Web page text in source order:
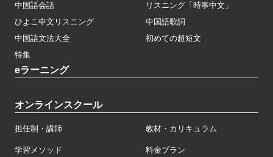
中国語会話
リスニング「時事中文」
ひよこ中文リスニング
中国語歌詞
中国語文法大全
初めての超短文
特集
eラーニング
オンラインスクール
担任制・講師 教材・カリキュラム
学習メソッド 料金プラン